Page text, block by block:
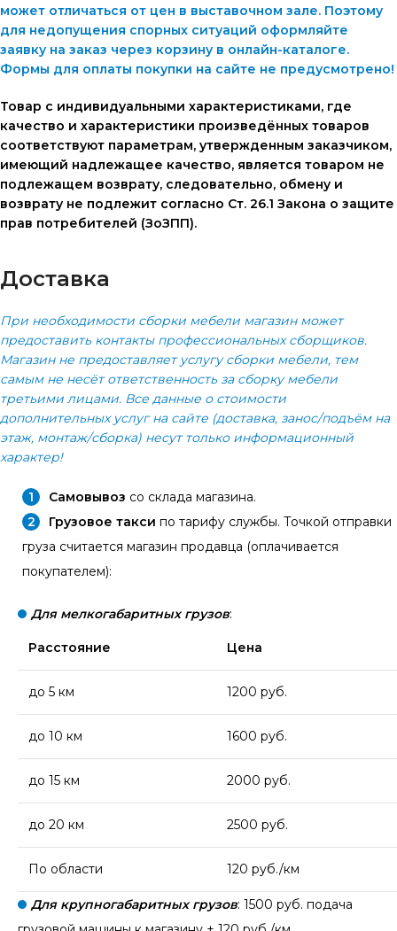
может отличаться от цен в выставочном зале. Поэтому
для недопущения спорных ситуаций оформляйте
заявку на заказ через корзину в онлайн-каталоге.
Формы для оплаты покупки на сайте не предусмотрено!
Товар с индивидуальными характеристиками, где
качество и характеристики произведённых товаров
соответствуют параметрам, утвержденным заказчиком,
имеющий надлежащее качество, является товаром не
подлежащем возврату, следовательно, обмену и
возврату не подлежит согласно Ст. 26.1 Закона о защите
прав потребителей (ЗоЗПП).
Доставка
При необходимости сборки мебели магазин может
предоставить контакты профессиональных сборщиков.
Магазин не предоставляет услугу сборки мебели, тем
самым не несёт ответственность за сборку мебели
третьими лицами. Все данные о стоимости
дополнительных услуг на сайте (доставка, занос/подъём на
этаж, монтаж/сборка) несут только информационный
характер!
Самовывоз со склада магазина.
Грузовое такси по тарифу службы. Точкой отправки
груза считается магазин продавца (оплачивается
покупателем):
Для мелкогабаритных грузов:
Расстояние Цена
до 5 км 1200 руб.
до 10 км 1600 руб.
до 15 км 2000 руб.
до 20 км 2500 руб.
По области 120 руб./км
Для крупногабаритных грузов: 1500 руб. подача